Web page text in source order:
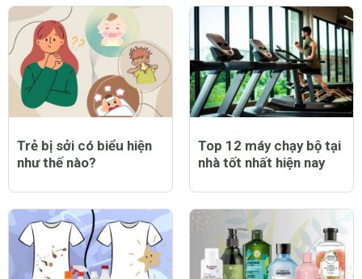
Trẻ bị sởi có biểu hiện
như thế nào?
Top 12 máy chạy bộ tại
nhà tốt nhất hiện nay